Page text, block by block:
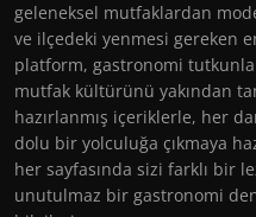
geleneksel mutfaklardan
ve ilçedeki yenmesi gereken
platform, gastronomi
mutfak kültürünü yakından
hazırlanmış içeriklerle, her
dolu bir yolculuğa çıkmaya
her sayfasında sizi farklı bir
unutulmaz bir gastronomi